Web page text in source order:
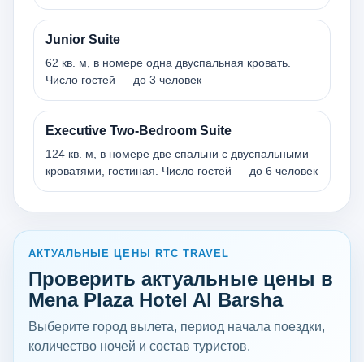
Junior Suite
62 кв. м, в номере одна двуспальная кровать.
Число гостей — до 3 человек
Executive Two-Bedroom Suite
124 кв. м, в номере две спальни с двуспальными
кроватями, гостиная. Число гостей — до 6 человек
АКТУАЛЬНЫЕ ЦЕНЫ RTC TRAVEL
Проверить актуальные цены в
Mena Plaza Hotel Al Barsha
Выберите город вылета, период начала поездки,
количество ночей и состав туристов.